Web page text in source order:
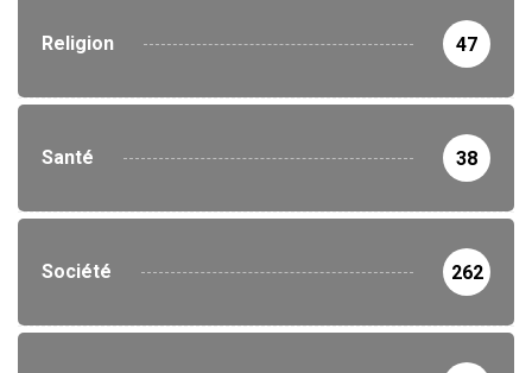
Religion 47
Santé 38
Société 262